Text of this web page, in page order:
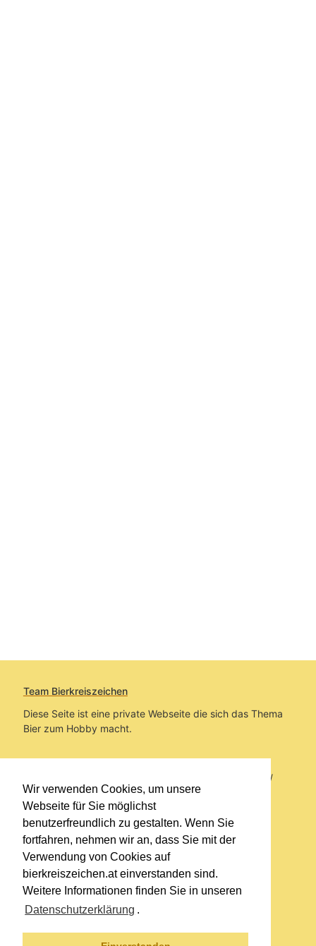
Wir verwenden Cookies, um unsere
Webseite für Sie möglichst
benutzerfreundlich zu gestalten. Wenn Sie
fortfahren, nehmen wir an, dass Sie mit der
Verwendung von Cookies auf
bierkreiszeichen.at einverstanden sind.
Weitere Informationen finden Sie in unseren
Datenschutzerklärung .
Team Bierkreiszeichen
Diese Seite ist eine private Webseite die sich das Thema
Bier zum Hobby macht.
Sie befinden sich auf https://www.bierkreiszeichen.at/
im Pfad:Bierkreiszeichen/Gesammelte Biere
Erstellt: 2026-08-10
Links
Impressum
Datenschutzerklärung